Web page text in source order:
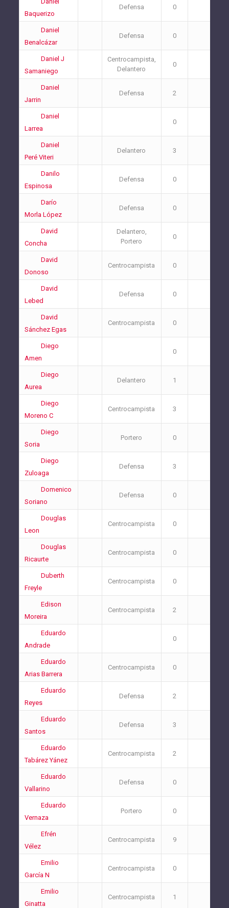
Baquerizo
Defensa 0
Daniel
Benalcázar
Defensa 0
Daniel J
Samaniego
Centrocampista,
Delantero
0
Daniel
Jarrin
Defensa 2
Daniel
Larrea
0
Daniel
Peré Viteri
Delantero 3
Danilo
Espinosa
Defensa 0
Darío
Morla López
Defensa 0
David
Concha
Delantero,
Portero
0
David
Donoso
Centrocampista 0
David
Lebed
Defensa 0
David
Sánchez Egas
Centrocampista 0
Diego
Amen
0
Diego
Aurea
Delantero 1
Diego
Moreno C
Centrocampista 3
Diego
Soria
Portero 0
Diego
Zuloaga
Defensa 3
Domenico
Soriano
Defensa 0
Douglas
Leon
Centrocampista 0
Douglas
Ricaurte
Centrocampista 0
Duberth
Freyle
Centrocampista 0
Edison
Moreira
Centrocampista 2
Eduardo
Andrade
0
Eduardo
Arias Barrera
Centrocampista 0
Eduardo
Reyes
Defensa 2
Eduardo
Santos
Defensa 3
Eduardo
Tabárez Yánez
Centrocampista 2
Eduardo
Vallarino
Defensa 0
Eduardo
Vernaza
Portero 0
Efrén
Vélez
Centrocampista 9
Emilio
García N
Centrocampista 0
Emilio
Ginatta
Centrocampista 1